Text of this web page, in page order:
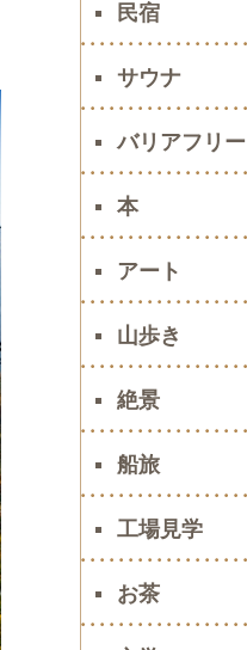
民宿
サウナ
バリアフリー
本
アート
山歩き
絶景
船旅
工場見学
お茶